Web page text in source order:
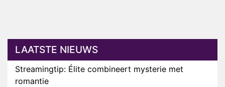
LAATSTE NIEUWS
Streamingtip: Élite combineert mysterie met
romantie